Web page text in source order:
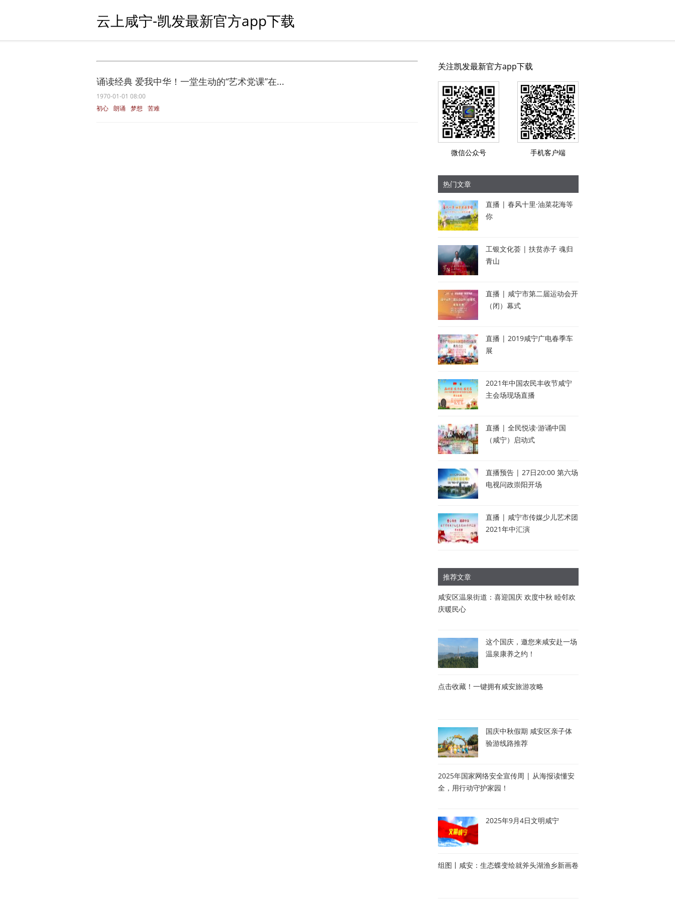
云上咸宁-凯发最新官方app下载
诵读经典 爱我中华！一堂生动的“艺术党课”在...
1970-01-01 08:00
初心 朗诵 梦想 苦难
关注凯发最新官方app下载
微信公众号 手机客户端
热门文章
直播 | 春风十里·油菜花海等
你
工银文化荟 | 扶贫赤子 魂归
青山
直播 | 咸宁市第二届运动会开
（闭）幕式
直播 | 2019咸宁广电春季车
展
2021年中国农民丰收节咸宁
主会场现场直播
直播 | 全民悦读·游诵中国
（咸宁）启动式
直播预告 | 27日20:00 第六场
电视问政崇阳开场
直播 | 咸宁市传媒少儿艺术团
2021年中汇演
推荐文章
咸安区温泉街道：喜迎国庆 欢度中秋 睦邻欢
庆暖民心
这个国庆，邀您来咸安赴一场
温泉康养之约！
点击收藏！一键拥有咸安旅游攻略
国庆中秋假期 咸安区亲子体
验游线路推荐
2025年国家网络安全宣传周 | 从海报读懂安
全，用行动守护家园！
2025年9月4日文明咸宁
组图丨咸安：生态蝶变绘就斧头湖渔乡新画卷